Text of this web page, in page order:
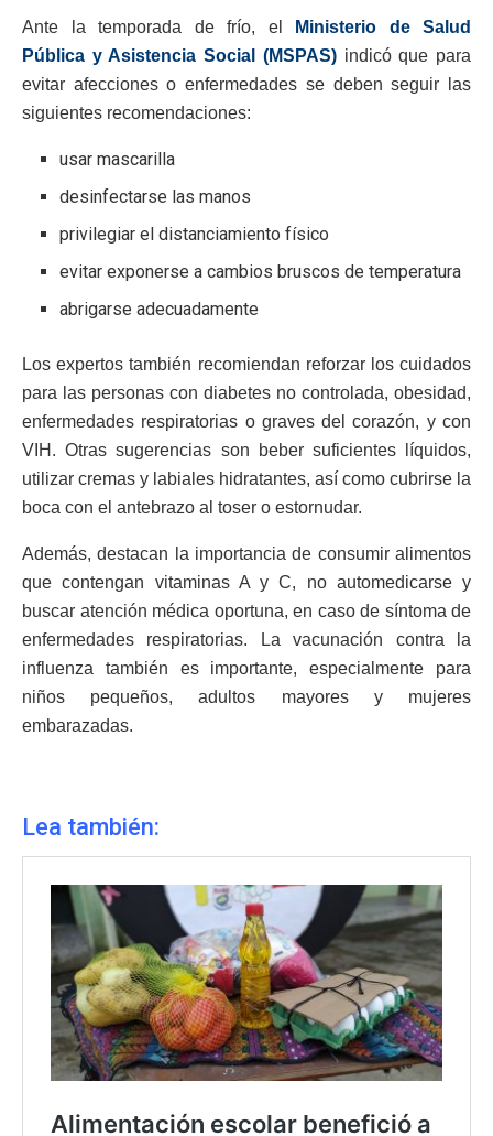
Ante la temporada de frío, el
Ministerio de Salud
Pública y Asistencia Social (MSPAS)indicó que para
evitar afecciones o enfermedades se deben seguir las
siguientes recomendaciones:
usar mascarilla
desinfectarse las manos
privilegiar el distanciamiento físico
evitar exponerse a cambios bruscos de temperatura
abrigarse adecuadamente
Los expertos también recomiendan reforzar los cuidados
para las personas con diabetes no controlada, obesidad,
enfermedades respiratorias o graves del corazón, y con
VIH. Otras sugerencias son beber suficientes líquidos,
utilizar cremas y labiales hidratantes, así como cubrirse la
boca con el antebrazo al toser o estornudar.
Además, destacan la importancia de consumir alimentos
que contengan vitaminas A y C, no automedicarse y
buscar atención médica oportuna, en caso de síntoma de
enfermedades respiratorias. La vacunación contra la
influenza también es importante, especialmente para
niños pequeños, adultos mayores y mujeres
embarazadas.
Lea también: